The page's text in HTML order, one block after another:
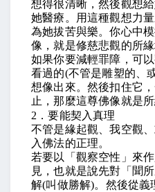
想得很清晰，然後觀想
她醫療。用這種觀想力
為她拔苦與樂。你心中
像，就是修慈悲觀的所緣
如果你要減輕罪障，可
看過的(不管是雕塑的、
想像出來。然後扣住它
止，那麼這尊佛像就是所
2 ．要能契入真理
不管是緣起觀、我空觀
入佛法的正理。
若要以「觀察空性」來
見，也就是說先對「聞
解(叫做勝解)。然後從義